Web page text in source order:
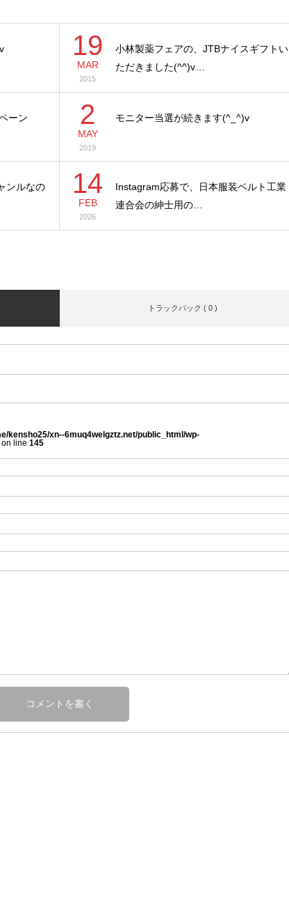
19
MAR
2015
小林製薬フェアの、JTBナイスギフトい
ただきました(^^)v…
ーン
2
MAY
2019
モニター当選が続きます(^_^)v
ンルなの
14
FEB
2026
Instagram応募で、日本服装ベルト工業
連合会の紳士用の…
トラックバック ( 0 )
kensho25/xn--6muq4welgztz.net/public_html/wp-
on line 145